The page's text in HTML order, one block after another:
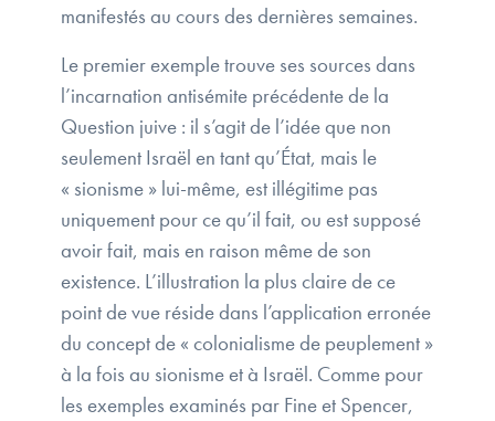
manifestés au cours des dernières semaines.
Le premier exemple trouve ses sources dans
l’incarnation antisémite précédente de la
Question juive : il s’agit de l’idée que non
seulement Israël en tant qu’État, mais le
« sionisme » lui-même, est illégitime pas
uniquement pour ce qu’il fait, ou est supposé
avoir fait, mais en raison même de son
existence. L’illustration la plus claire de ce
point de vue réside dans l’application erronée
du concept de « colonialisme de peuplement »
à la fois au sionisme et à Israël. Comme pour
les exemples examinés par Fine et Spencer,